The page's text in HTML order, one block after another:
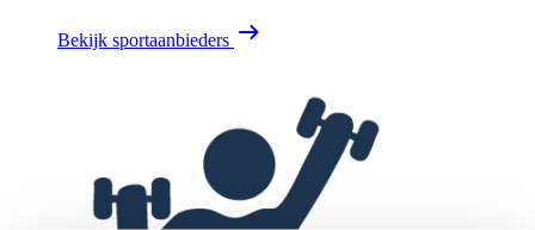
Bekijk sportaanbieders